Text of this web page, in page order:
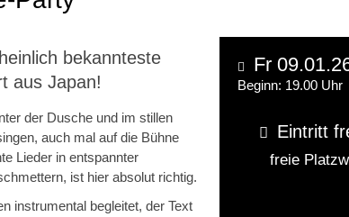
bekannteste
aus Japan!
der Dusche und im stillen
auch mal auf die Bühne
Lieder in entspannter
ist hier absolut richtig.
instrumental begleitet, der Text
Fr
Beginn: 19.00 Uhr
Eintritt
freie